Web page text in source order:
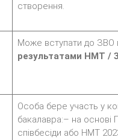
створення.
Може вступати до ЗВО
результатами НМТ /
Особа бере участь у
бакалавра:– на основі
співбесіди або НМТ